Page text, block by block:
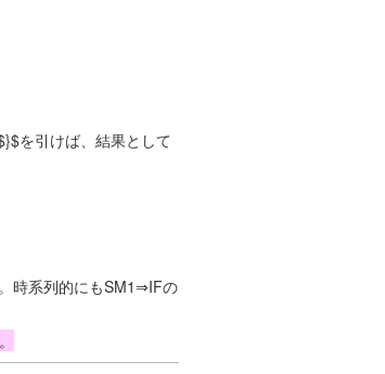
を引けば、結果として
時系列的にもSM1⇒IFの